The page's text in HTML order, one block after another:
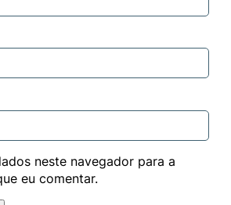
neste navegador para a
eu comentar.